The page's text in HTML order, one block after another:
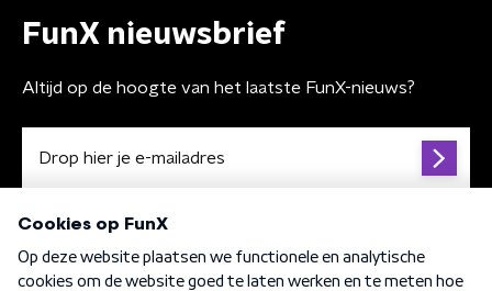
FunX nieuwsbrief
Altijd op de hoogte van het laatste FunX-nieuws?